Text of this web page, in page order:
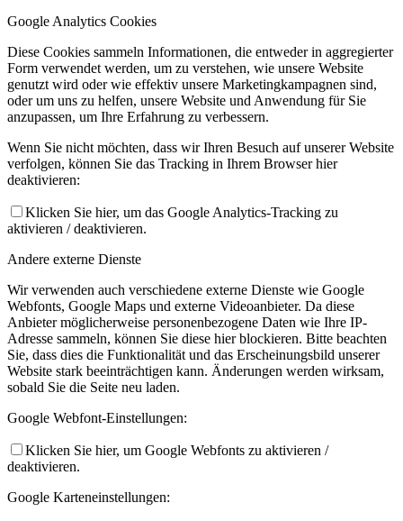
Google Analytics Cookies
Diese Cookies sammeln Informationen, die entweder in aggregierter
Form verwendet werden, um zu verstehen, wie unsere Website
genutzt wird oder wie effektiv unsere Marketingkampagnen sind,
oder um uns zu helfen, unsere Website und Anwendung für Sie
anzupassen, um Ihre Erfahrung zu verbessern.
Wenn Sie nicht möchten, dass wir Ihren Besuch auf unserer Website
verfolgen, können Sie das Tracking in Ihrem Browser hier
deaktivieren:
Klicken Sie hier, um das Google Analytics-Tracking zu
aktivieren / deaktivieren.
Andere externe Dienste
Wir verwenden auch verschiedene externe Dienste wie Google
Webfonts, Google Maps und externe Videoanbieter. Da diese
Anbieter möglicherweise personenbezogene Daten wie Ihre IP-
Adresse sammeln, können Sie diese hier blockieren. Bitte beachten
Sie, dass dies die Funktionalität und das Erscheinungsbild unserer
Website stark beeinträchtigen kann. Änderungen werden wirksam,
sobald Sie die Seite neu laden.
Google Webfont-Einstellungen:
Klicken Sie hier, um Google Webfonts zu aktivieren /
deaktivieren.
Google Karteneinstellungen: